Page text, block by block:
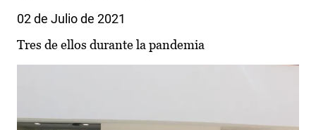
02 de Julio de 2021
Tres de ellos durante la pandemia